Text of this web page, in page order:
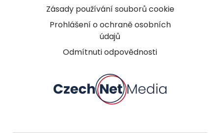
Zásady používání souborů cookie
Prohlášení o ochraně osobních
údajů
Odmítnuti odpovědnosti